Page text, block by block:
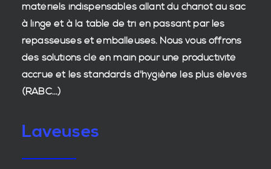
matériels indispensables allant du chariot au sac
à linge et à la table de tri en passant par les
repasseuses et emballeuses. Nous vous offrons
des solutions clé en main pour une productivité
accrue et lesstandards d'hygiène les plus élevés
(RABC...)
Laveuses